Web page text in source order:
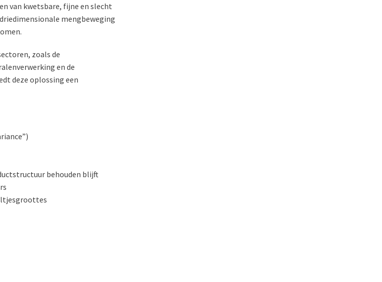
van kwetsbare, fijne en slecht
mengbeweging
zoals de
en de
deze oplossing een
behouden blijft